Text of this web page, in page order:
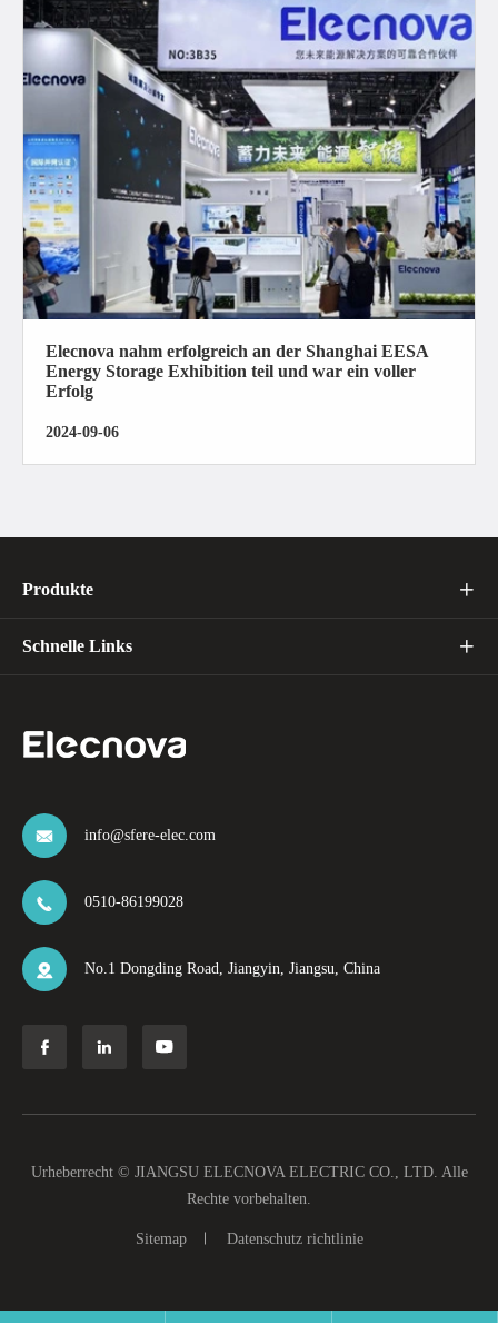
Elecnova nahm erfolgreich an der Shanghai EESA
Energy Storage Exhibition teil und war ein voller
Erfolg
2024-09-06
Produkte 
Schnelle Links 
 info@sfere-elec.com
 0510-86199028
 No.1 Dongding Road, Jiangyin, Jiangsu, China
  
Urheberrecht © JIANGSU ELECNOVA ELECTRIC CO., LTD. Alle
Rechte vorbehalten.
Sitemap Datenschutz richtlinie